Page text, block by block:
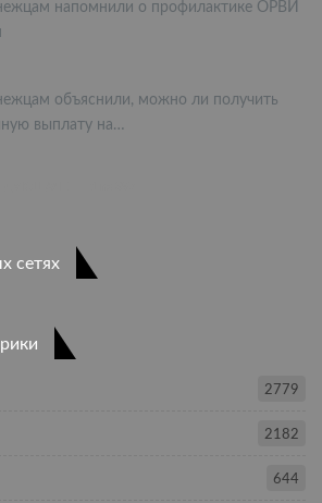
напомнили о профилактике ОРВИ
объяснили, можно ли получить
выплату на…
сетях
2779
2182
644